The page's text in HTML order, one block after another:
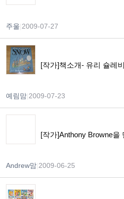
주울 2009-07-27
[작가]책소개- 유리 슐레
예림맘 2009-07-23
[작가]Anthony Browne을
Andrew맘 2009-06-25